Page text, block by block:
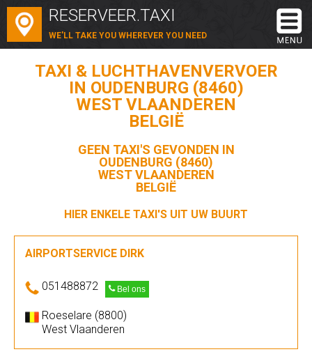
RESERVEER.TAXI
WE'LL TAKE YOU WHEREVER YOU NEED
TAXI & LUCHTHAVENVERVOER
IN OUDENBURG (8460)
WEST VLAANDEREN
BELGIË
GEEN TAXI'S GEVONDEN IN
OUDENBURG (8460)
WEST VLAANDEREN
BELGIË
HIER ENKELE TAXI'S UIT UW BUURT
AIRPORTSERVICE DIRK
051488872 Bel ons
Roeselare (8800)
West Vlaanderen